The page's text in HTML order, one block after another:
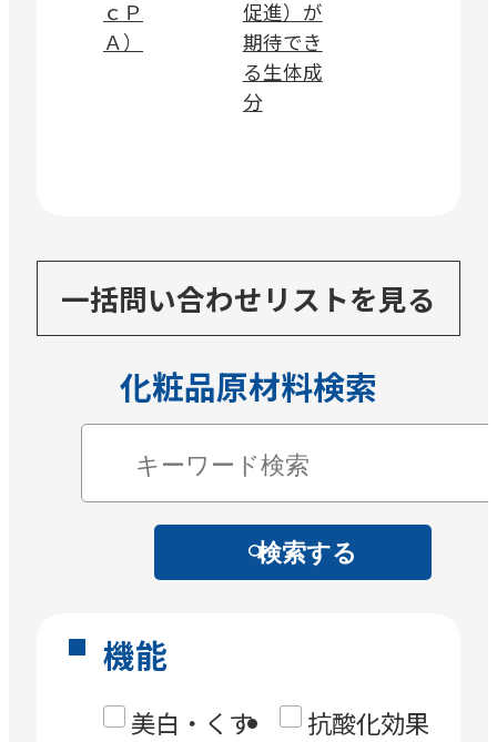
ｃＰ
Ａ）
促進）が
期待でき
る生体成
分
一括問い合わせリストを見る
化粧品原材料検索
検索する
機能
美白・くす
抗酸化効果